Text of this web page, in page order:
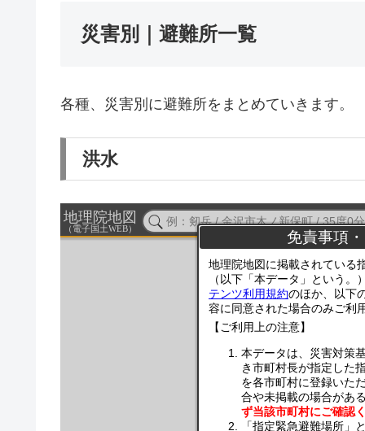
災害別｜避難所一覧
各種、災害別に避難所をまとめていきます。
洪水